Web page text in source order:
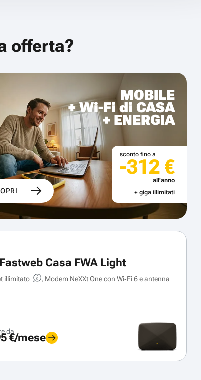
offerta?
MOBILE
+ Wi-Fi di CASA
+ ENERGIA
sconto fino a
-312 €
all'anno
+ giga illimitati
Fastweb Casa FWA Light
illimitato
, Modem NeXXt One con Wi‑Fi 6 e antenna
da€/mese